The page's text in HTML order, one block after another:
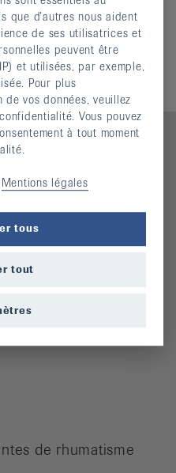
487 40 10
de rhumatisme
que d’autres nous aident
de ses utilisatrices et
peuvent être
et utilisées, par exemple,
Pour plus
de vos données, veuillez
Vous pouvez
à tout moment
Mentions légales
tous
tout